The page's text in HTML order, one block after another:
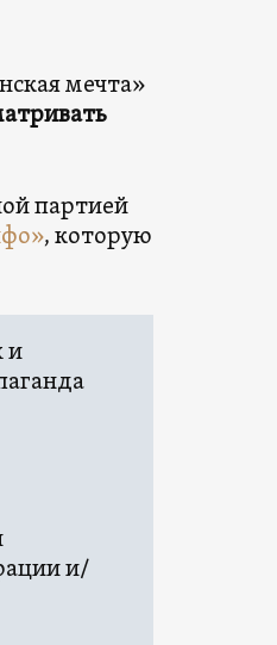
мечта»
партией
, которую
и
и/